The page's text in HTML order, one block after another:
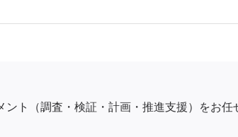
ト（調査・検証・計画・推進支援）をお